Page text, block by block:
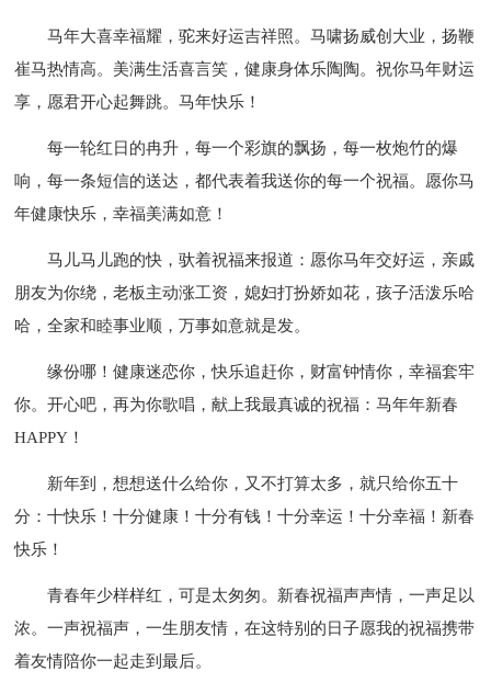
马年大喜幸福耀，驼来好运吉祥照。马啸扬威创大业，扬鞭
崔马热情高。美满生活喜言笑，健康身体乐陶陶。祝你马年财运
享，愿君开心起舞跳。马年快乐！
每一轮红日的冉升，每一个彩旗的飘扬，每一枚炮竹的爆
响，每一条短信的送达，都代表着我送你的每一个祝福。愿你马
年健康快乐，幸福美满如意！
马儿马儿跑的快，驮着祝福来报道：愿你马年交好运，亲戚
朋友为你绕，老板主动涨工资，媳妇打扮娇如花，孩子活泼乐哈
哈，全家和睦事业顺，万事如意就是发。
缘份哪！健康迷恋你，快乐追赶你，财富钟情你，幸福套牢
你。开心吧，再为你歌唱，献上我最真诚的祝福：马年年新春
HAPPY！
新年到，想想送什么给你，又不打算太多，就只给你五十
分：十快乐！十分健康！十分有钱！十分幸运！十分幸福！新春
快乐！
青春年少样样红，可是太匆匆。新春祝福声声情，一声足以
浓。一声祝福声，一生朋友情，在这特别的日子愿我的祝福携带
着友情陪你一起走到最后。